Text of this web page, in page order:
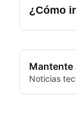
¿Cómo
Mantente
Noticias